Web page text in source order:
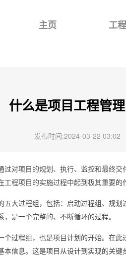
主页 工
什么是项目工程管
发布时间:2024-03-22 03:02
过对项目的规划、执行、监控和最终
程项目的实施过程中起到极其重要的
五大过程组，包括：启动过程组、规
是一个完整的、不断循环的过程。
个过程组，也是项目计划的开始。在
信息。这是项目从设计到实现的关键